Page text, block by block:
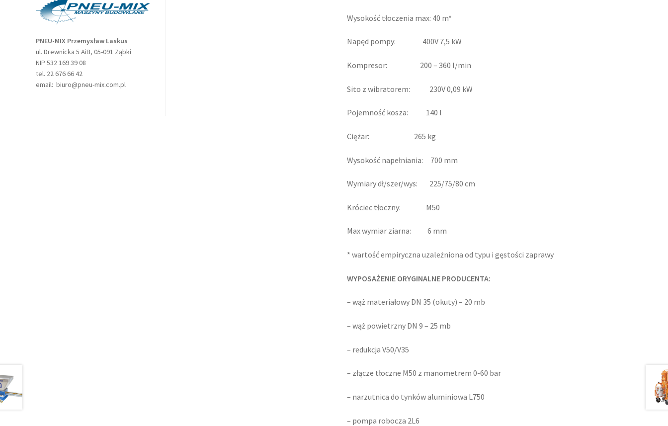
Wysokość tłoczenia max: 40 m*
Napęd pompy: 400V 7,5 kW
Kompresor: 200 – 360 l/min
Sito z wibratorem: 230V 0,09 kW
Pojemność kosza: 140 l
Ciężar: 265 kg
Wysokość napełniania: 700 mm
Wymiary dł/szer/wys: 225/75/80 cm
Króciec tłoczny: M50
Max wymiar ziarna: 6 mm
* wartość empiryczna uzależniona od typu i gęstości zaprawy
WYPOSAŻENIE ORYGINALNE PRODUCENTA:
– wąż materiałowy DN 35 (okuty) – 20 mb
– wąż powietrzny DN 9 – 25 mb
– redukcja V50/V35
– złącze tłoczne M50 z manometrem 0-60 bar
– narzutnica do tynków aluminiowa L750
– pompa robocza 2L6
PNEU-MIX Przemysław Laskus
ul. Drewnicka 5 AiB, 05-091 Ząbki
NIP 532 169 39 08
tel. 22 676 66 42
email: biuro@pneu-mix.com.pl